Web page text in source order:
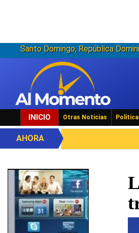
Santo Domingo, República
INICIO Otras Noticias Política
AHORA